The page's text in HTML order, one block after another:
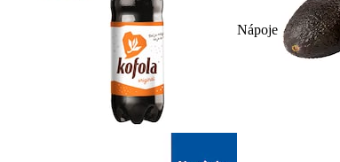
Nápoje